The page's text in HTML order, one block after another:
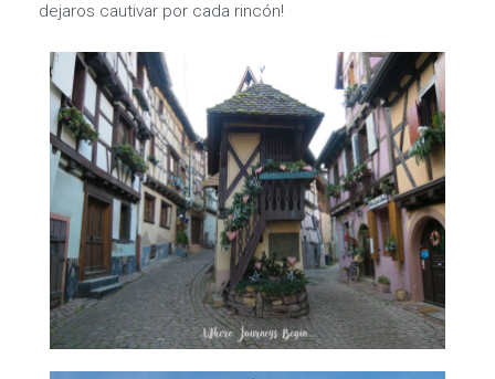
dejaros cautivar por cada rincón!